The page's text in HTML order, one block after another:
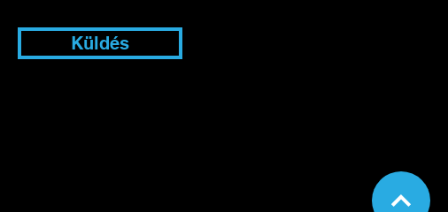
Küldés